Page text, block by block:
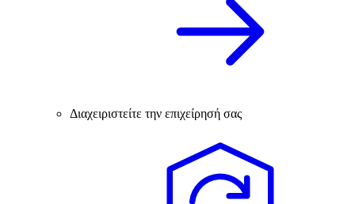
Διαχειριστείτε την επιχείρησή σας